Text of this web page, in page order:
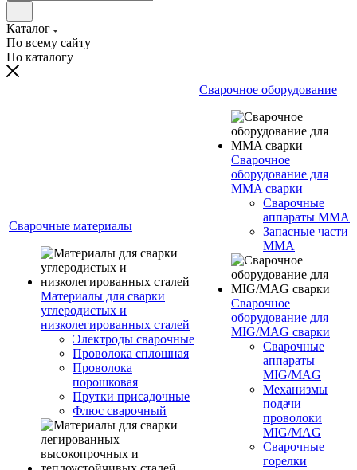
Каталог
По всему сайту
По каталогу
Сварочные материалы
Материалы для сварки
углеродистых и
низколегированных сталей
Электроды сварочные
Проволока сплошная
Проволока
порошковая
Прутки присадочные
Флюс сварочный
Сварочное оборудование
Сварочное
оборудование для
MMA сварки
Сварочные
аппараты MMA
Запасные части
MMA
Сварочное
оборудование для
MIG/MAG сварки
Сварочные
аппараты
MIG/MAG
Механизмы
подачи
проволоки
MIG/MAG
Сварочные
горелки